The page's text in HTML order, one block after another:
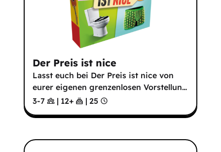
Der Preis ist nice
Lasst euch bei Der Preis ist nice von
eurer eigenen grenzenlosen Vorstellun…
3-7
| 12+ | 25